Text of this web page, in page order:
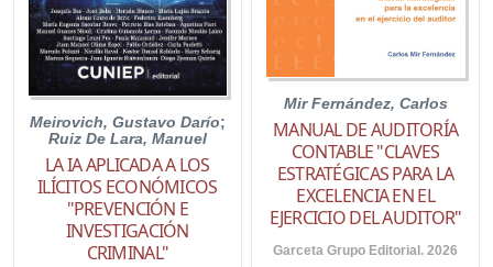
Meirovich, Gustavo Darío;
Ruiz De Lara, Manuel
LA IA APLICADA A LOS
ILÍCITOS ECONÓMICOS
"PREVENCIÓN E
INVESTIGACIÓN
CRIMINAL"
Mir Fernández, Carlos
MANUAL DE AUDITORÍA
CONTABLE "CLAVES
ESTRATÉGICAS PARA LA
EXCELENCIA EN EL
EJERCICIO DEL AUDITOR"
Garceta Grupo Editorial. 2026